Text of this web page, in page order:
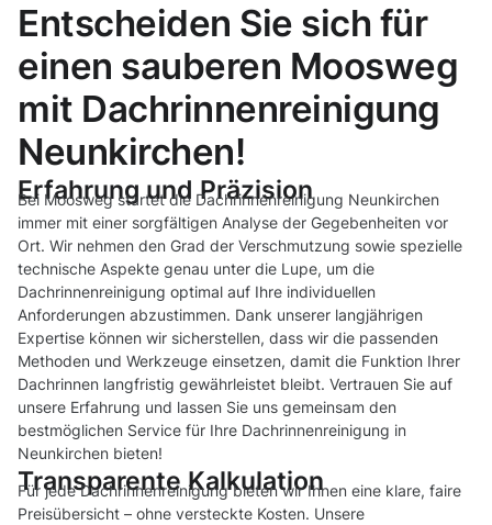
Entscheiden Sie sich für
einen sauberen Moosweg
mit Dachrinnenreinigung
Neunkirchen!
Erfahrung und Präzision
Bei Moosweg startet die Dachrinnenreinigung Neunkirchen
immer mit einer sorgfältigen Analyse der Gegebenheiten vor
Ort. Wir nehmen den Grad der Verschmutzung sowie spezielle
technische Aspekte genau unter die Lupe, um die
Dachrinnenreinigung optimal auf Ihre individuellen
Anforderungen abzustimmen. Dank unserer langjährigen
Expertise können wir sicherstellen, dass wir die passenden
Methoden und Werkzeuge einsetzen, damit die Funktion Ihrer
Dachrinnen langfristig gewährleistet bleibt. Vertrauen Sie auf
unsere Erfahrung und lassen Sie uns gemeinsam den
bestmöglichen Service für Ihre Dachrinnenreinigung in
Neunkirchen bieten!
Transparente Kalkulation
Für jede Dachrinnenreinigung bieten wir Ihnen eine klare, faire
Preisübersicht – ohne versteckte Kosten. Unsere